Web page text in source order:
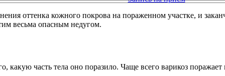
оттенка кожного покрова на пораженном участке, и
весьма опасным недугом.
какую часть тела оно поразило. Чаще всего варикоз